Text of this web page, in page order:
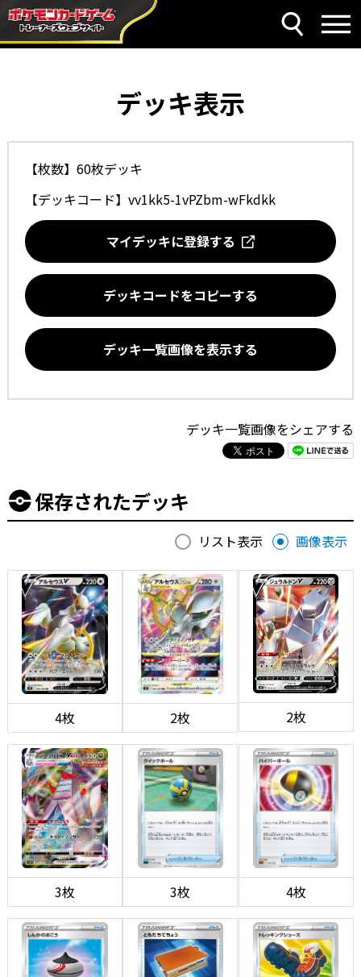
デッキ表示
【枚数】60枚デッキ
【デッキコード】 vv1kk5-1vPZbm-wFkdkk
マイデッキに登録する
デッキコードをコピーする
デッキ一覧画像を表示する
デッキ一覧画像をシェアする
保存されたデッキ
リスト表示 画像表示
4枚 2枚 2枚
3枚 3枚 4枚